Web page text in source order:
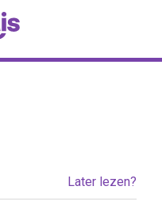
Later lezen?